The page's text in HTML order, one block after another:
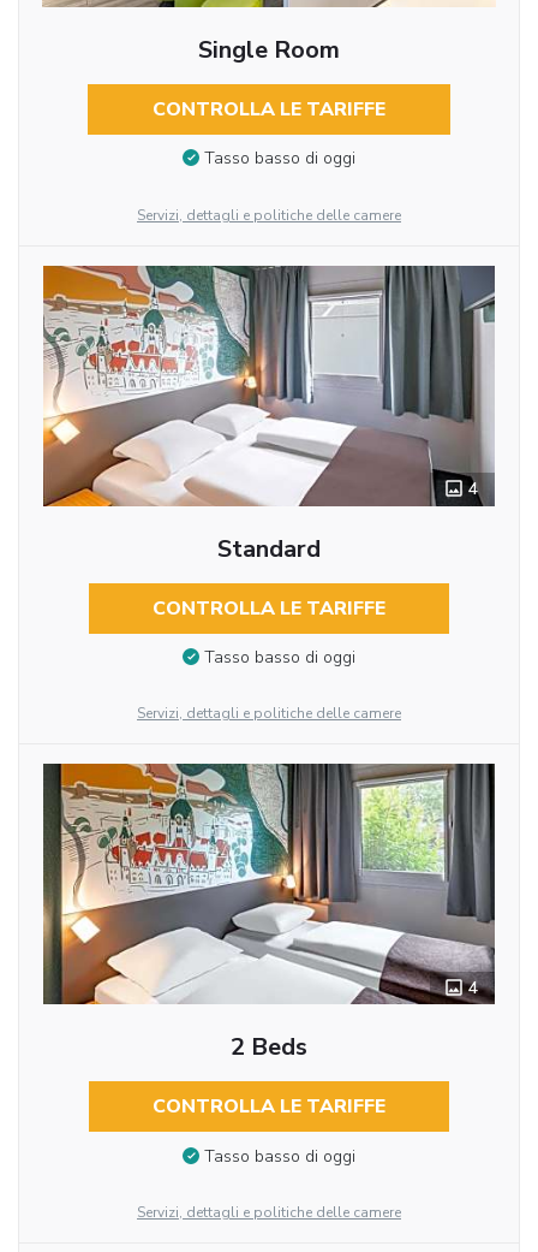
Single Room
CONTROLLA LE TARIFFE
Tasso basso di oggi
Servizi, dettagli e politiche delle camere
4
Standard
CONTROLLA LE TARIFFE
Tasso basso di oggi
Servizi, dettagli e politiche delle camere
4
2 Beds
CONTROLLA LE TARIFFE
Tasso basso di oggi
Servizi, dettagli e politiche delle camere